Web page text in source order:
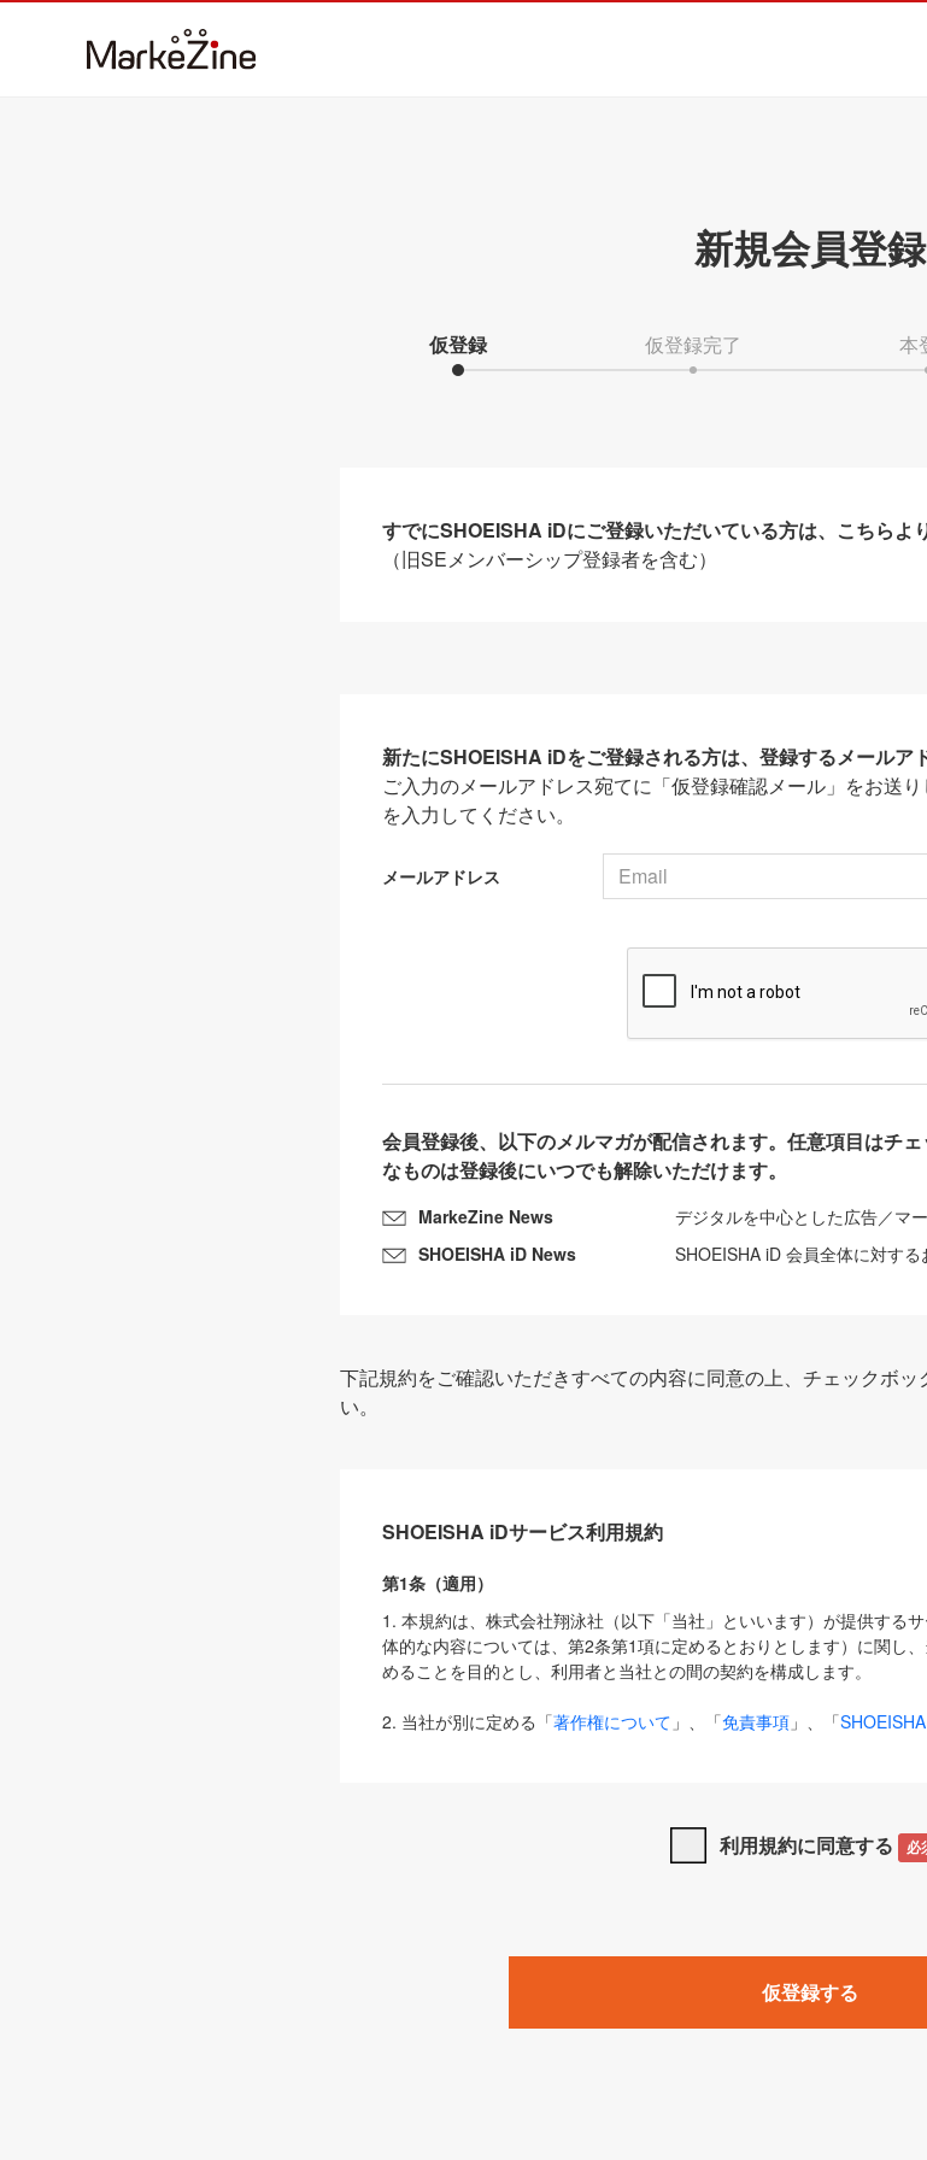
新規会員登録
仮登録 仮登録完了 本
すでにSHOEISHA iDにご登録いただいている方は、こちらよ
（旧SEメンバーシップ登録者を含む）
新たにSHOEISHA iDをご登録される方は、登録するメールア
ご入力のメールアドレス宛てに「仮登録確認メール」をお送
を入力してください。
メールアドレス
会員登録後、以下のメルマガが配信されます。任意項目はチ
なものは登録後にいつでも解除いただけます。
MarkeZine News
デジタルを中心とした広告／マ
SHOEISHA iD News
SHOEISHA iD 会員全体に対する
下記規約をご確認いただきすべての内容に同意の上、チェックボ
い。
SHOEISHA iDサービス利用規約
第1条（適用）
1. 本規約は、株式会社翔泳社（以下「当社」といいます）が提供する
体的な内容については、第2条第1項に定めるとおりとします）に関し
めることを目的とし、利用者と当社との間の契約を構成します。
2. 当社が別に定める「著作権について 」、「免責事項 」、「
は、本規約の規定が優先して適用されるものとします。
1. 「本サービス」とは、当社が提供する以下のサービス（名称や内容
みます）及びこれらサービスに関連して当社が実施するイベントやキャ
「SEBook」「SEShop」「CodeZine」「MarkeZine」「
利用規約に同意する 必
仮登録する